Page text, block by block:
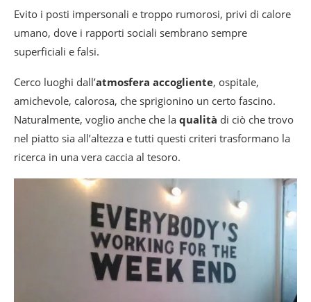
Evito i posti impersonali e troppo rumorosi, privi di calore
umano, dove i rapporti sociali sembrano sempre
superficiali e falsi.
Cerco luoghi dall’atmosfera accogliente, ospitale,
amichevole, calorosa, che sprigionino un certo fascino.
Naturalmente, voglio anche che la qualità di ciò che trovo
nel piatto sia all’altezza e tutti questi criteri trasformano la
ricerca in una vera caccia al tesoro.